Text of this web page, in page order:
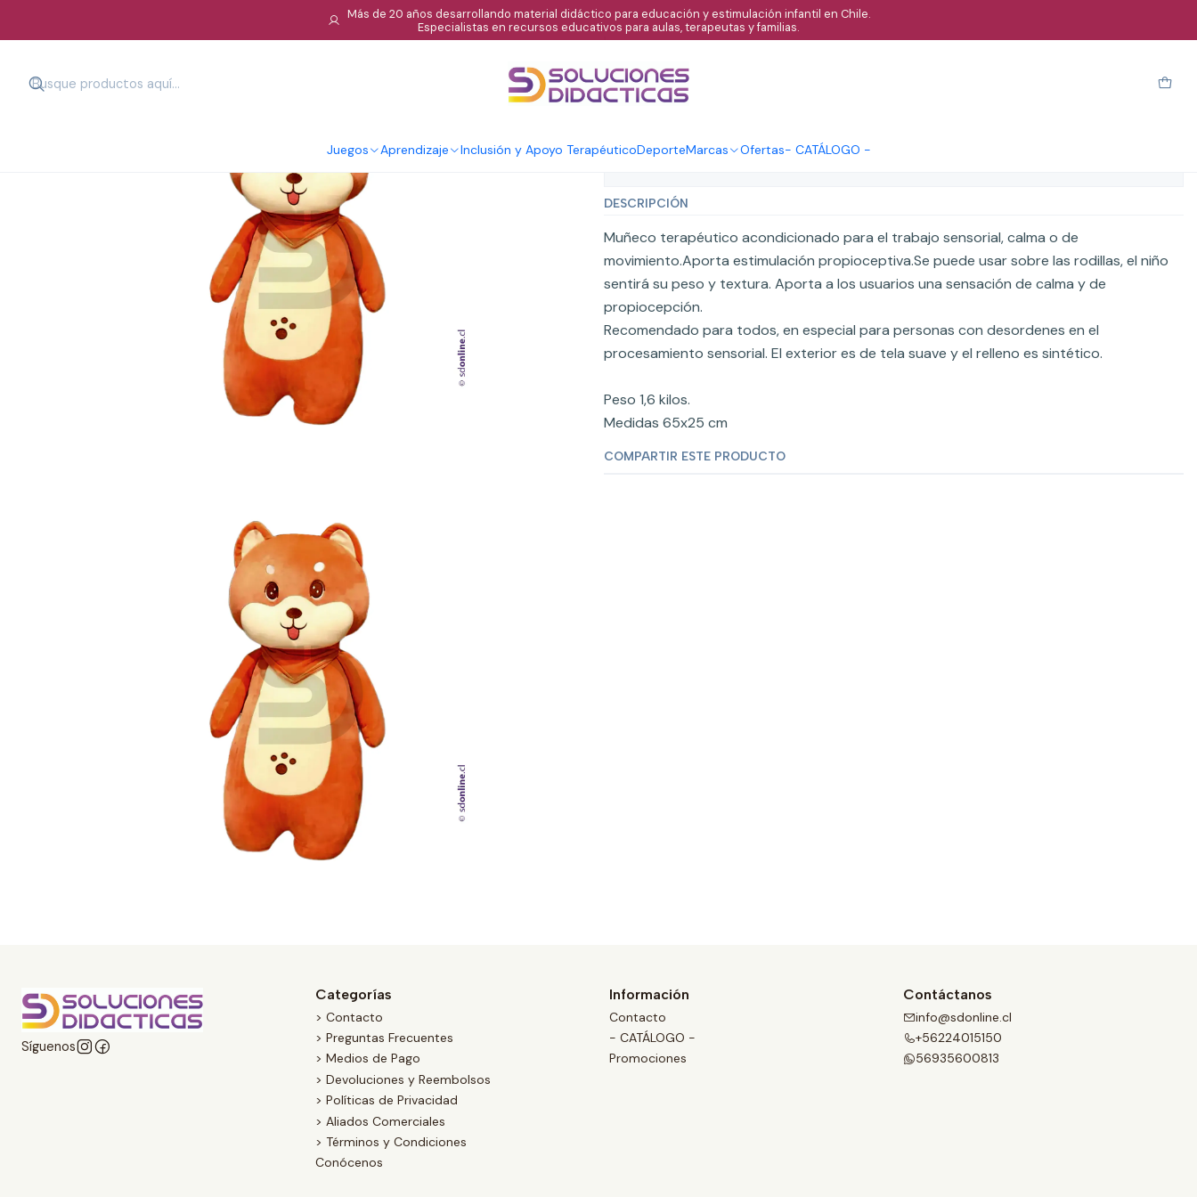
Juegos Aprendizaje Inclusión y Apoyo TerapéuticoDeporteMarcas Ofertas- CATÁLOGO -
Más de 20 años desarrollando material didáctico para educación y estimulación infantil en Chile.
Especialistas en recursos educativos para aulas, terapeutas y familias.
|
Muñeco terapéutico para calma
DESCRIPCIÓN
Muñeco terapéutico acondicionado para el trabajo sensorial, calma o de
movimiento.Aporta estimulación propioceptiva.Se puede usar sobre las rodillas, el niño
sentirá su peso y textura. Aporta a los usuarios una sensación de calma y de
propiocepción.
Recomendado para todos, en especial para personas con desordenes en el
procesamiento sensorial. El exterior es de tela suave y el relleno es sintético.
Peso 1,6 kilos.
Medidas 65x25 cm
COMPARTIR ESTE PRODUCTO
Síguenos
Categorías
> Contacto
> Preguntas Frecuentes
> Medios de Pago
> Devoluciones y Reembolsos
> Políticas de Privacidad
> Aliados Comerciales
> Términos y Condiciones
Conócenos
Información
Contacto
- CATÁLOGO -
Promociones
Contáctanos
info@sdonline.cl
+56224015150
56935600813